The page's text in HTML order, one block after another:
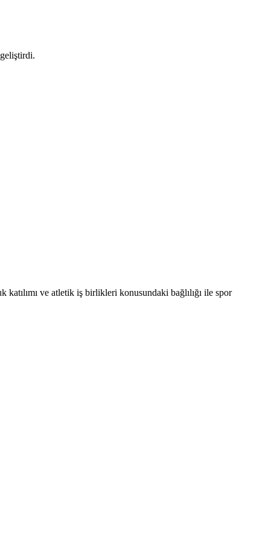
ve atletik iş birlikleri konusundaki bağlılığı ile spor